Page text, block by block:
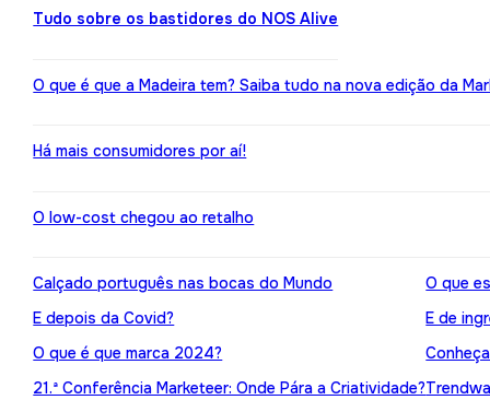
Tudo sobre os bastidores do NOS Alive
O que é que a Madeira tem? Saiba tudo na nova edição da
Há mais consumidores por aí!
O low-cost chegou ao retalho
Calçado português nas bocas do Mundo
E depois da Covid?
O que é que marca 2024?
21.ª Conferência Marketeer: Onde Pára a Criatividade?
O que
E de